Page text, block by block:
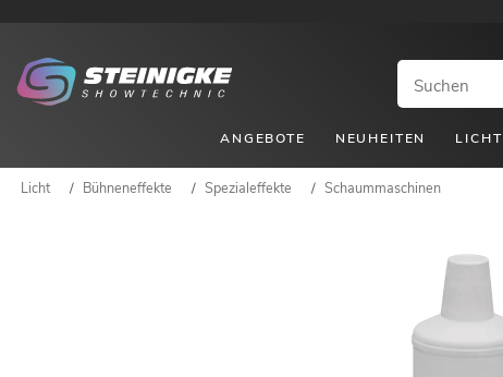
ANGEBOTE NEUHEITEN LICHT
Licht / Bühneneffekte / Spezialeffekte / Schaummaschinen